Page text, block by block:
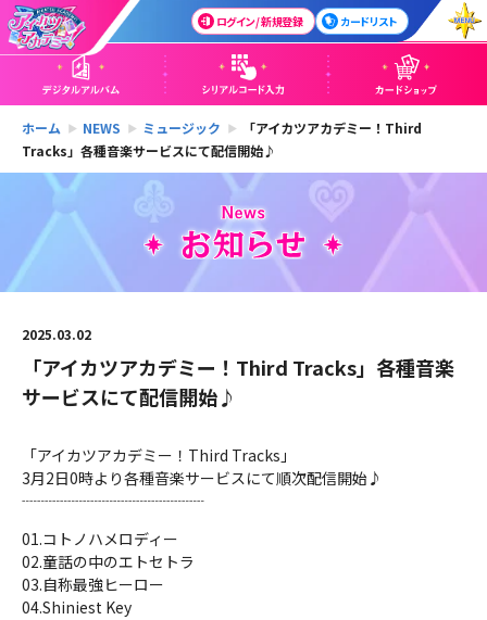
ログイン / 新規登録 カードリスト
ホーム NEWS ミュージック
「アイカツアカデミー！Third
Tracks」各種音楽サービスにて配信開始♪
2025.03.02
「アイカツアカデミー！Third Tracks」各種音楽
サービスにて配信開始♪
「アイカツアカデミー！Third Tracks」
3月2日0時より各種音楽サービスにて順次配信開始♪
┈┈┈┈┈┈┈┈┈┈┈┈
01.コトノハメロディー
02.童話の中のエトセトラ
03.自称最強ヒーロー
04.Shiniest Key